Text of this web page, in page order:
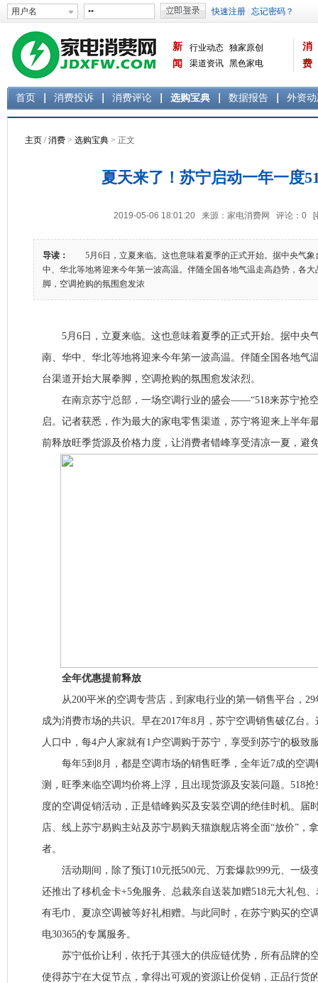
新
闻
行业动态 独家原创
渠道资讯 黑色家电
消
费
首页 消费投诉 消费评论 选购宝典 数据报告 外资
主页 /消费 > 选购宝典 > 正文
夏天来了！苏宁启动一年一度
2019-05-06 18:01:20 来源：家电消费网 评论： 0 [
导读：
5月6日，立夏来临。这也意味着夏季的正式开始。据中央气象
中、华北等地将迎来今年第一波高温。伴随全国各地气温走高趋势，各
脚，空调抢购的氛围愈发浓
5月6日，立夏来临。这也意味着夏季的正式开始。据中央
南、华中、华北等地将迎来今年第一波高温。伴随全国各地气
台渠道开始大展拳脚，空调抢购的氛围愈发浓烈。
在南京苏宁总部，一场空调行业的盛会——“518来苏宁抢空
启。记者获悉，作为最大的家电零售渠道，苏宁将迎来上半年
前释放旺季货源及价格力度，让消费者错峰享受清凉一夏，避
全年优惠提前释放
从200平米的空调专营店，到家电行业的第一销售平台，29
成为消费市场的共识。早在2017年8月，苏宁空调销售破亿台
人口中，每4户人家就有1户空调购于苏宁，享受到苏宁的极致
每年5到8月，都是空调市场的销售旺季，全年近7成的空调
测，旺季来临空调均价将上浮，且出现货源及安装问题。518
度的空调促销活动，正是错峰购买及安装空调的绝佳时机。届
店、线上苏宁易购主站及苏宁易购天猫旗舰店将全面“放价”，
者。
活动期间，除了预订10元抵500元、万套爆款999元、一级
还推出了移机金卡+5免服务、总裁亲自送装加赠518元大礼包
有毛巾、夏凉空调被等好礼相赠。与此同时，在苏宁购买的空
电30365的专属服务。
苏宁低价让利，依托于其强大的供应链优势，所有品牌的
使得苏宁在大促节点，拿得出可观的资源让价促销，正品行货